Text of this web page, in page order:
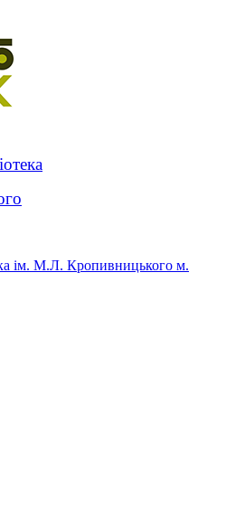
ім. М.Л. Кропивницького м.